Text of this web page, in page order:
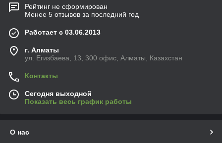
Рейтинг не сформирован
Менее 5 отзывов за последний год
Работает с 03.06.2013
г. Алматы
ул. Егизбаева, 13, 300 офис, Алматы, Казахстан
Контакты
Сегодня выходной
Показать весь график работы
О нас